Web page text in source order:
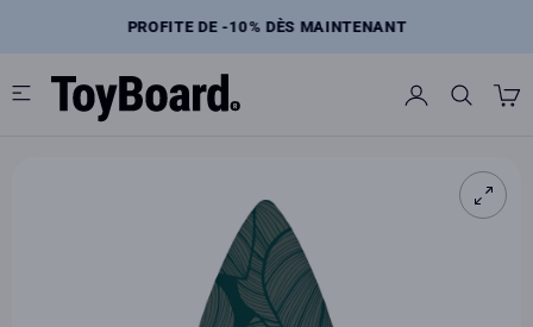
PROFITE DE -10% DÈS MAINTENANT